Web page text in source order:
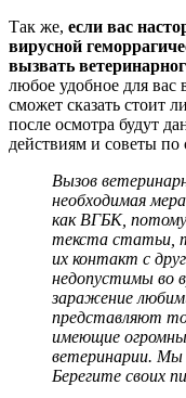
Так же, если вас
вирусной
вызвать
любое удобное для вас
сможет сказать стоит
после осмотра будут
действиям и советы
Вызов
необходимая
как ВГБК,
текста статьи,
их контакт с
недопустимы во
заражение
представляют
имеющие
ветеринарии. Мы
Берегите своих